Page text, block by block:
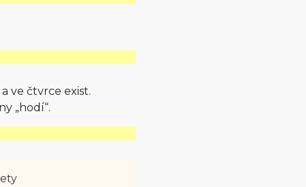
ve čtvrce exist.
„hodí“.